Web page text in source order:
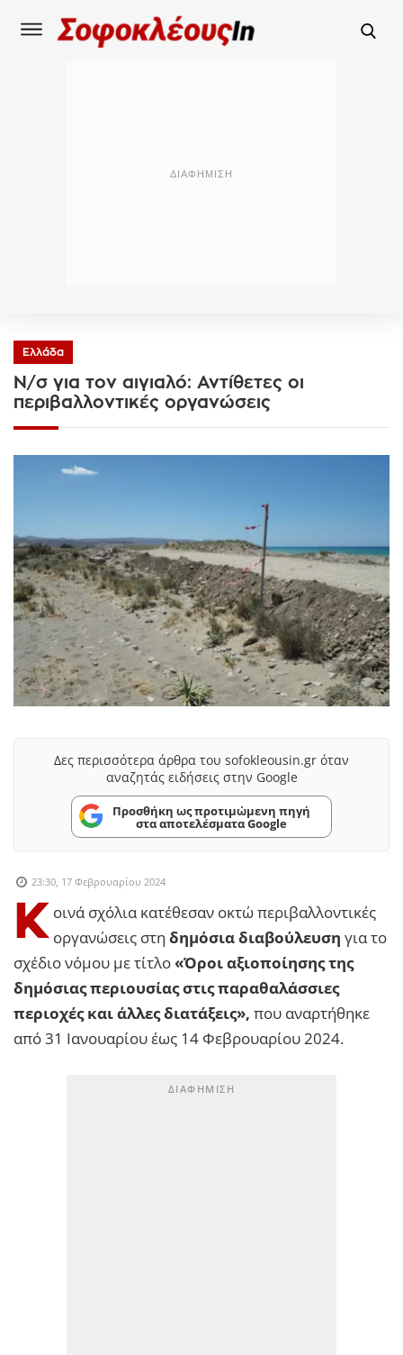
Ελλάδα
Ν/σ για τον αιγιαλό: Αντίθετες οι
περιβαλλοντικές οργανώσεις
Δες περισσότερα άρθρα του sofokleousin.gr όταν
αναζητάς ειδήσεις στην Google
Προσθήκη ως προτιμώμενη πηγή
στα αποτελέσματα Google
23:30, 17 Φεβρουαρίου 2024
Κ οινά σχόλια κατέθεσαν οκτώ περιβαλλοντικές
οργανώσεις στη δημόσια διαβούλευση για το
σχέδιο νόμου με τίτλο «Όροι αξιοποίησης της
δημόσιας περιουσίας στις παραθαλάσσιες
περιοχές και άλλες διατάξεις», που αναρτήθηκε
από 31 Ιανουαρίου έως 14 Φεβρουαρίου 2024.